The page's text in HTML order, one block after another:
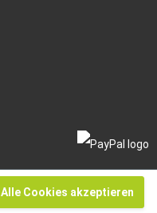
Alle Cookies akzeptieren